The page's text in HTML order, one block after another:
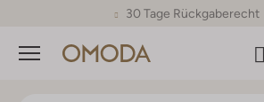
30 Tage Rückgaberecht
Menü